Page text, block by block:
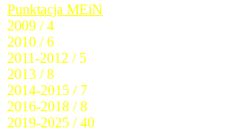
Punktacja MEiN
2009 / 4
2010 / 6
2011-2012 / 5
2013 / 8
2014-2015 / 7
2016-2018 / 8
2019-2025 / 40